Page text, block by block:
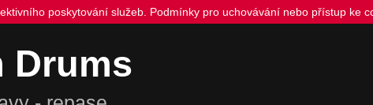
poskytování služeb. Podmínky pro uchovávání nebo přístup ke
Drums